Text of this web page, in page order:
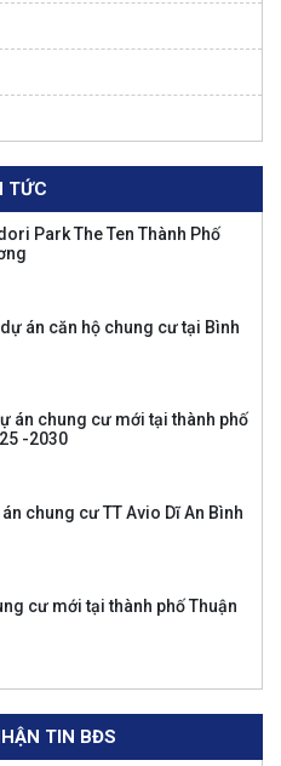
TỨC
Park The Ten Thành Phố
án căn hộ chung cư tại Bình
án chung cư mới tại thành phố
-2030
chung cư TT Avio Dĩ An Bình
cư mới tại thành phố Thuận
TIN BĐS